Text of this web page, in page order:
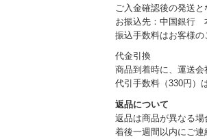
ご入金確認後の発送と
お振込先：中国銀行
振込手数料はお客様の
代金引換
商品到着時に、運送会
代引手数料（330円）
返品について
返品は商品が異なる
着後一週間以内にご